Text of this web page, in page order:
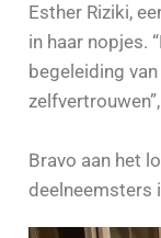
Esther Riziki,
in haar nopjes.
begeleiding
Bravo aan het
deelneemsters